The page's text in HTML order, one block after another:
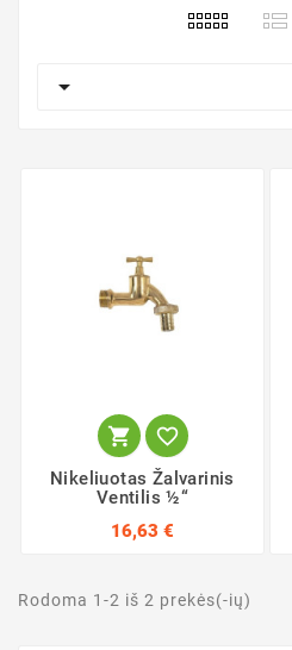

 
Nikeliuotas Žalvarinis
Ventilis ½“
16,63 €
Rodoma 1-2 iš 2 prekės(-ių)